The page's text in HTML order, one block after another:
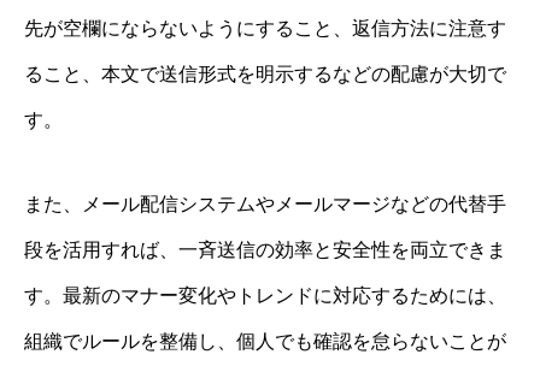
先が空欄にならないようにすること、返信方法に注意す
ること、本文で送信形式を明示するなどの配慮が大切で
す。
また、メール配信システムやメールマージなどの代替手
段を活用すれば、一斉送信の効率と安全性を両立できま
す。最新のマナー変化やトレンドに対応するためには、
組織でルールを整備し、個人でも確認を怠らないことが